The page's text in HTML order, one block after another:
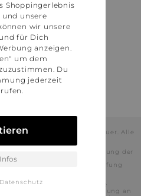
France
States
gesetzlichen Mehrwertsteuer. Alle
Rabatte, die durch die Nutzung der
Partner voraussichtlich
führt keine vollständige Prüfung
kann daher in Einzelfällen
von unserem
Shop nicht oder nur teilweise
hinaus kann deren Verwendung an
Shoppingerlebnis
unsere
wir unsere
für Dich
anzeigen.
um dem
Du
jederzeit
Datenschutz